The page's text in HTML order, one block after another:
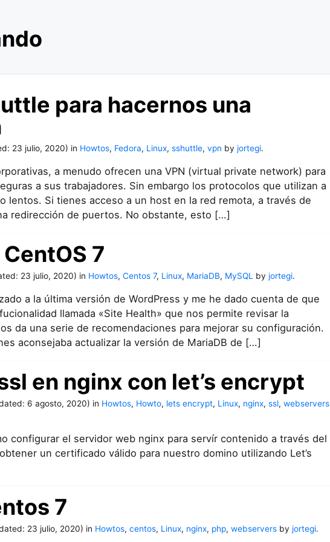
para hacernos una
23 julio, 2020) in Howtos, Fedora, Linux, sshuttle, vpn by jortegi.
a menudo ofrecen una VPN (virtual private network) para
a sus trabajadores. Sin embargo los protocolos que utilizan a
lentos. Si tienes acceso a un host en la red remota, a través de
redirección de puertos. No obstante, esto […]
7
23 julio, 2020) in Howtos, Centos 7, Linux, MariaDB, MySQL by jortegi.
a la última versión de WordPress y me he dado cuenta de que
llamada «Site Health» que nos permite revisar la
da una serie de recomendaciones para mejorar su configuración.
aconsejaba actualizar la versión de MariaDB de […]
en nginx con let’s encrypt
6 agosto, 2020) in Howtos, Howto, lets encrypt, Linux, nginx, ssl, webservers
configurar el servidor web nginx para servír contenido a través del
un certificado válido para nuestro domino utilizando Let’s
7
23 julio, 2020) in Howtos, centos, Linux, nginx, php, webservers by jortegi.